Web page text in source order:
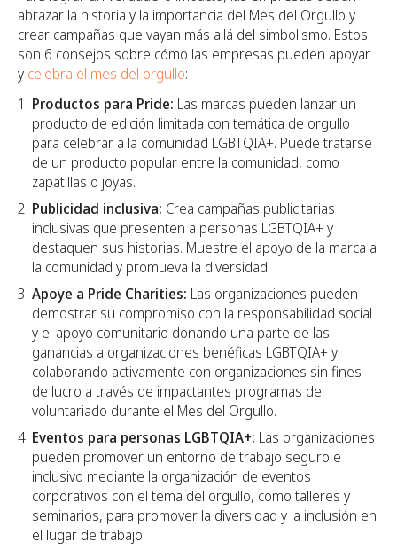
abrazar la historia y la importancia del Mes del Orgullo y
crear campañas que vayan más allá del simbolismo. Estos
son 6 consejos sobre cómo las empresas pueden apoyar
y celebra el mes del orgullo:
Productos para Pride: Las marcas pueden lanzar un
producto de edición limitada con temática de orgullo
para celebrar a la comunidad LGBTQIA+. Puede tratarse
de un producto popular entre la comunidad, como
zapatillas o joyas.
Publicidad inclusiva: Crea campañas publicitarias
inclusivas que presenten a personas LGBTQIA+ y
destaquen sus historias. Muestre el apoyo de la marca a
la comunidad y promueva la diversidad.
Apoye a Pride Charities: Las organizaciones pueden
demostrar su compromiso con la responsabilidad social
y el apoyo comunitario donando una parte de las
ganancias a organizaciones benéficas LGBTQIA+ y
colaborando activamente con organizaciones sin fines
de lucro a través de impactantes programas de
voluntariado durante el Mes del Orgullo. ‍
Eventos para personas LGBTQIA+: Las organizaciones
pueden promover un entorno de trabajo seguro e
inclusivo mediante la organización de eventos
corporativos con el tema del orgullo, como talleres y
seminarios, para promover la diversidad y la inclusión en
el lugar de trabajo. ‍